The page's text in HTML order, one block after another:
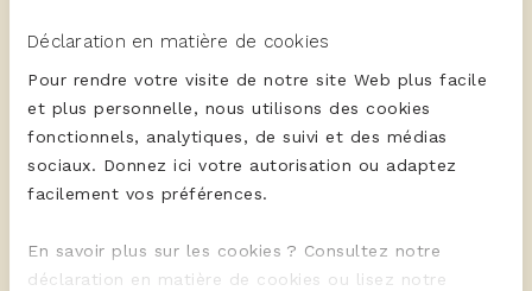
Déclaration en matière de cookies
Pour rendre votre visite de notre site Web plus facile
et plus personnelle, nous utilisons des cookies
fonctionnels, analytiques, de suivi et des médias
sociaux. Donnez ici votre autorisation ou adaptez
facilement vos préférences.
En savoir plus sur les cookies ? Consultez notre
déclaration en matière de cookies ou lisez notre
ERU Cheese Spread Gouda
Planche apéritive à la
mexicaine